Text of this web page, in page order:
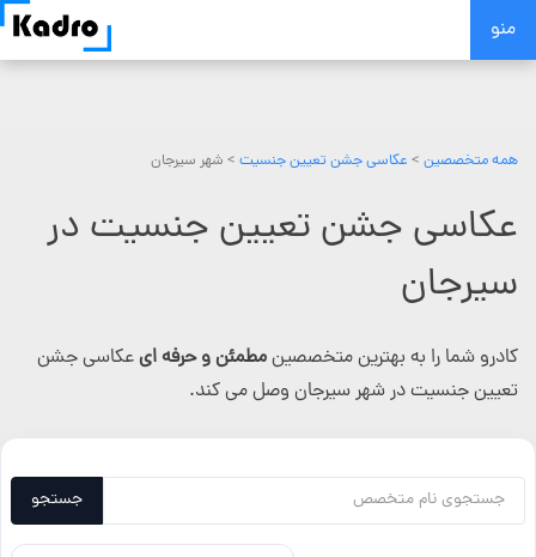
Skip
منو
همه متخصصین > عکاسی جشن تعیین جنسیت > شهر سیرجان
عکاسی جشن تعیین جنسیت در
سیرجان
کادرو شما را به بهترین متخصصینمطمئن و حرفه ایعکاسی جشن
تعیین جنسیت در شهر سیرجان وصل می کند.
جستجو